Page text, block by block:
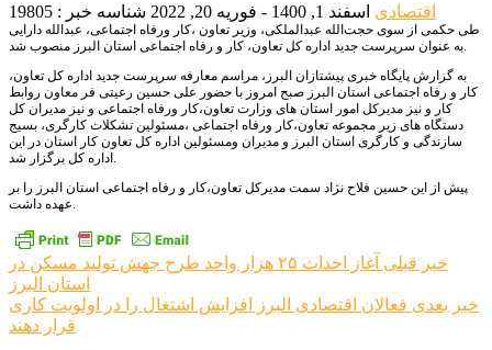
اقتصادی اسفند 1, 1400 - فوریه 20, 2022 شناسه خبر : 19805
طی حکمی از سوی حجت‌الله عبدالملکی، وزیر تعاون ،کار ورفاه اجتماعی، عبدالله دارایی
به عنوان سرپرست جدید اداره کل تعاون، کار و رفاه اجتماعی استان البرز منصوب شد.
به گزارش پایگاه خبری پیشتازان البرز، مراسم معارفه سرپرست جدید اداره کل تعاون،
کار و رفاه اجتماعی استان البرز صبح امروز با حضور علی حسین رعیتی فر معاون روابط
کار و نیز مدیرکل امور استان های وزارت تعاون،کار ورفاه اجتماعی و نیز مدیران کل
دستگاه های زیر مجموعه تعاون،کار ورفاه اجتماعی ،مسئولین تشکلات کارگری، بسیج
سازندگی و کارگری استان البرز و مدیران ومسئولین اداره کل تعاون کار استان در این
اداره کل برگزار شد.
پیش از این حسین فلاح نژاد سمت مدیرکل تعاون،کار و رفاه اجتماعی استان البرز را بر
عهده داشت.
راهبری
نوشته
خبر قبلی
آغاز احداث ۲۵ هزار واحد طرح جهش تولید مسکن در
استان البرز
خبر بعدی فعالان اقتصادی البرز افزایش اشتغال را در اولویت کاری
قرار دهند